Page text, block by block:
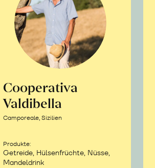
Cooperativa
Valdibella
Camporeale, Sizilien
Produkte:
Getreide, Hülsenfrüchte, Nüsse,
Mandeldrink